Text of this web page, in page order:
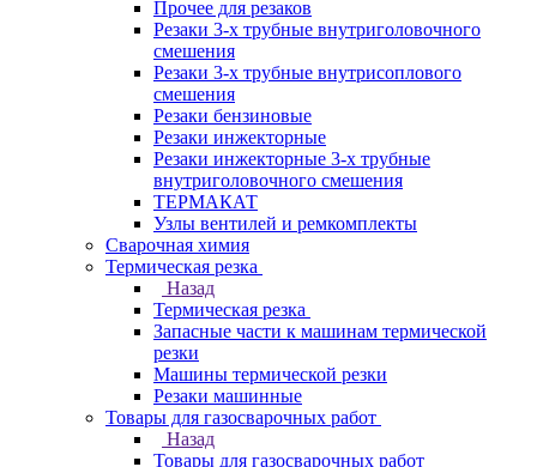
Прочее для резаков
Резаки 3-х трубные внутриголовочного
смешения
Резаки 3-х трубные внутрисоплового
смешения
Резаки бензиновые
Резаки инжекторные
Резаки инжекторные 3-х трубные
внутриголовочного смешения
ТЕРМАКАТ
Узлы вентилей и ремкомплекты
Сварочная химия
Термическая резка
Назад
Термическая резка
Запасные части к машинам термической
резки
Машины термической резки
Резаки машинные
Товары для газосварочных работ
Назад
Товары для газосварочных работ